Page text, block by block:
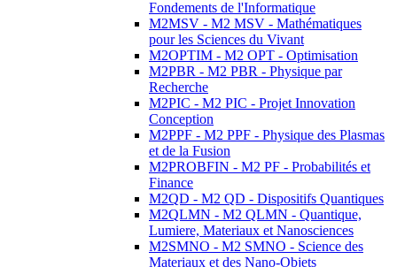
Fondements de l'Informatique
M2MSV - M2 MSV - Mathématiques
pour les Sciences du Vivant
M2OPTIM - M2 OPT - Optimisation
M2PBR - M2 PBR - Physique par
Recherche
M2PIC - M2 PIC - Projet Innovation
Conception
M2PPF - M2 PPF - Physique des Plasmas
et de la Fusion
M2PROBFIN - M2 PF - Probabilités et
Finance
M2QD - M2 QD - Dispositifs Quantiques
M2QLMN - M2 QLMN - Quantique,
Lumiere, Materiaux et Nanosciences
M2SMNO - M2 SMNO - Science des
Materiaux et des Nano-Objets